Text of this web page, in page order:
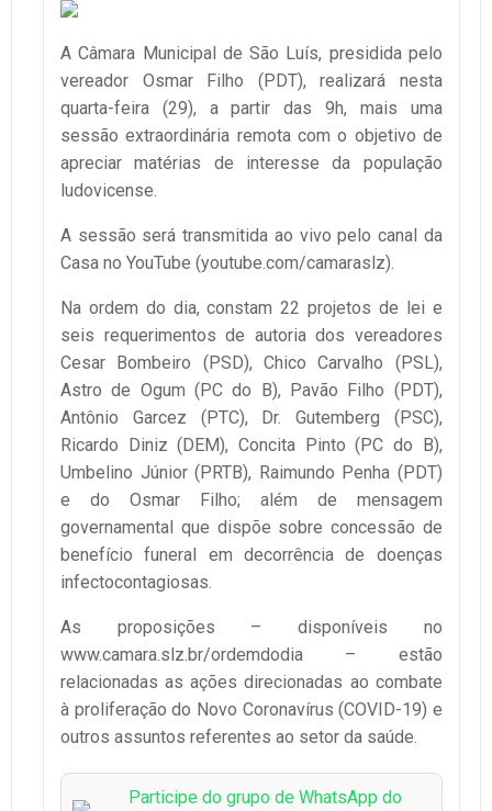
A Câmara Municipal de São Luís, presidida pelo
vereador Osmar Filho (PDT), realizará nesta
quarta-feira (29), a partir das 9h, mais uma
sessão extraordinária remota com o objetivo de
apreciar matérias de interesse da população
ludovicense.
A sessão será transmitida ao vivo pelo canal da
Casa no YouTube (youtube.com/camaraslz).
Na ordem do dia, constam 22 projetos de lei e
seis requerimentos de autoria dos vereadores
Cesar Bombeiro (PSD), Chico Carvalho (PSL),
Astro de Ogum (PC do B), Pavão Filho (PDT),
Antônio Garcez (PTC), Dr. Gutemberg (PSC),
Ricardo Diniz (DEM), Concita Pinto (PC do B),
Umbelino Júnior (PRTB), Raimundo Penha (PDT)
e do Osmar Filho; além de mensagem
governamental que dispõe sobre concessão de
benefício funeral em decorrência de doenças
infectocontagiosas.
As proposições – disponíveis no
www.camara.slz.br/ordemdodia – estão
relacionadas as ações direcionadas ao combate
à proliferação do Novo Coronavírus (COVID-19) e
outros assuntos referentes ao setor da saúde.
Participe do grupo de WhatsApp do